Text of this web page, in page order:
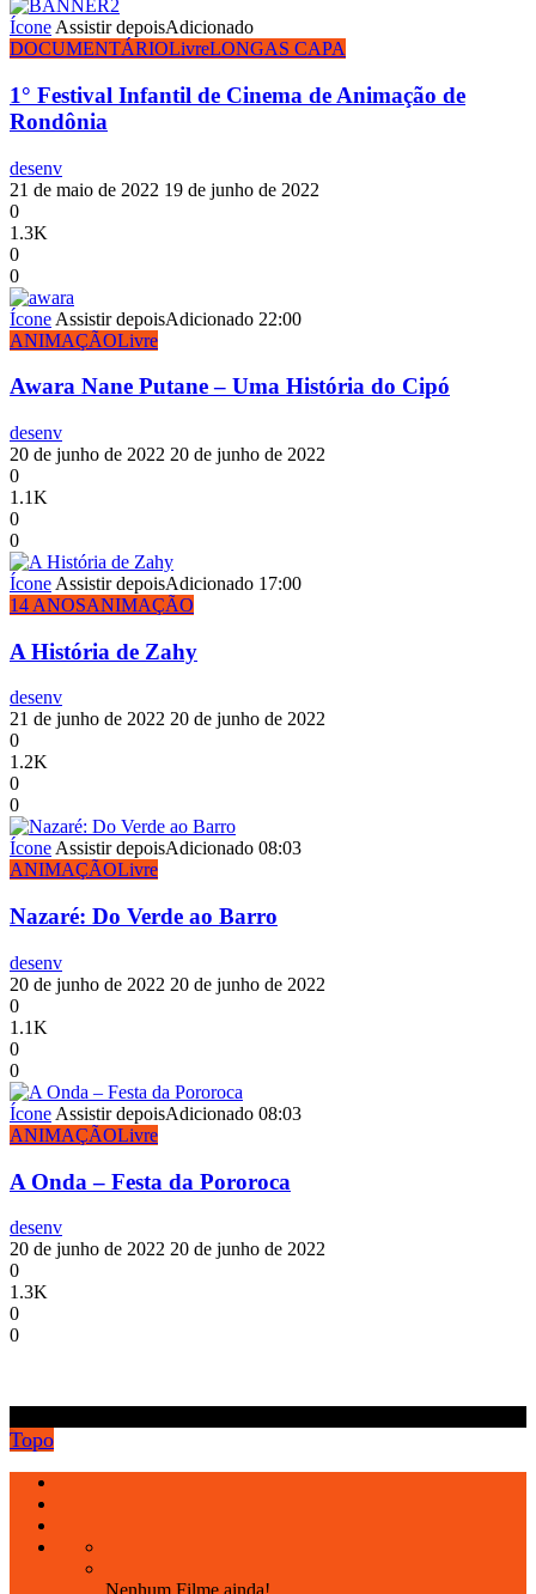
Ícone Assistir depoisAdicionado
DOCUMENTÁRIOLivreLONGAS CAPA
1° Festival Infantil de Cinema de Animação de
Rondônia
desenv
21 de maio de 2022 19 de junho de 2022
0
1.3K
0
0
Ícone Assistir depoisAdicionado 22:00
ANIMAÇÃOLivre
Awara Nane Putane – Uma História do Cipó
desenv
20 de junho de 2022 20 de junho de 2022
0
1.1K
0
0
Ícone Assistir depoisAdicionado 17:00
14 ANOSANIMAÇÃO
A História de Zahy
desenv
21 de junho de 2022 20 de junho de 2022
0
1.2K
0
0
ÍconeAssistir depoisAdicionado 08:03
ANIMAÇÃOLivre
Nazaré: Do Verde ao Barro
desenv
20 de junho de 2022 20 de junho de 2022
0
1.1K
0
0
Ícone Assistir depoisAdicionado 08:03
ANIMAÇÃOLivre
A Onda – Festa da Pororoca
desenv
20 de junho de 2022 20 de junho de 2022
0
1.3K
0
0
Topo